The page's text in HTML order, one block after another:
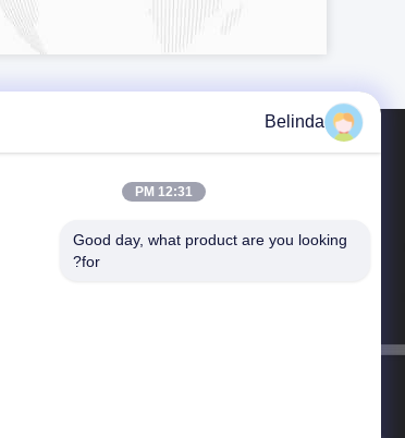
هاتف：86-150-93112546
Belinda
12:31 PM
Good day, what product are you looking
for?